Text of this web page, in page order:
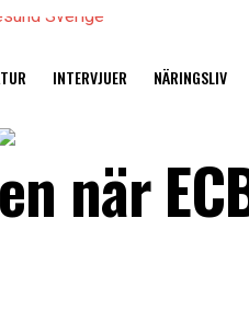
INTERVJUER NÄRINGSLIV
när